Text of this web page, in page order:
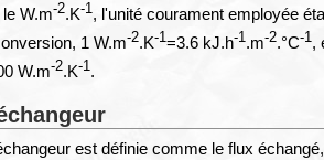
W.m-2.K-1, l'unité courament employée
1 W.m-2.K-1=3.6 kJ.h-1.m-2.°C-1,
W.m-2.K-1.
est définie comme le flux